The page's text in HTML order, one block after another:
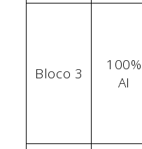
Bloco 3
100%
AI